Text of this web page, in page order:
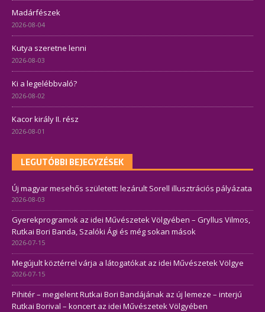
Madárfészek
2026-08-04
Kutya szeretne lenni
2026-08-03
Ki a legelébbvaló?
2026-08-02
Kacor király II. rész
2026-08-01
LEGUTÓBBI BEJEGYZÉSEK
Új magyar mesehős született: lezárult Sorell illusztrációs pályázata
2026-08-03
Gyerekprogramok az idei Művészetek Völgyében – Gryllus Vilmos,
Rutkai Bori Banda, Szalóki Ági és még sokan mások
2026-07-15
Megújult köztérrel várja a látogatókat az idei Művészetek Völgye
2026-07-15
Pihitér – megjelent Rutkai Bori Bandájának az új lemeze – interjú
Rutkai Borival – koncert az idei Művészetek Völgyében